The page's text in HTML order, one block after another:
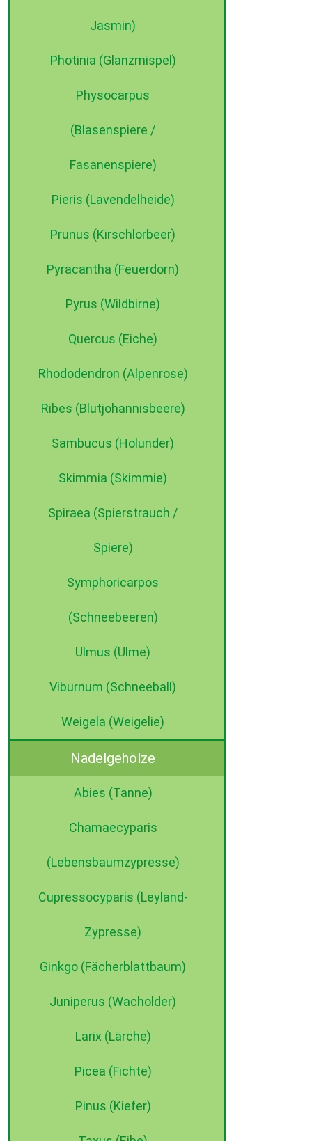
Jasmin)
Photinia (Glanzmispel)
Physocarpus
(Blasenspiere /
Fasanenspiere)
Pieris (Lavendelheide)
Prunus (Kirschlorbeer)
Pyracantha (Feuerdorn)
Pyrus (Wildbirne)
Quercus (Eiche)
Rhododendron (Alpenrose)
Ribes (Blutjohannisbeere)
Sambucus (Holunder)
Skimmia (Skimmie)
Spiraea (Spierstrauch /
Spiere)
Symphoricarpos
(Schneebeeren)
Ulmus (Ulme)
Viburnum (Schneeball)
Weigela (Weigelie)
Nadelgehölze
Abies (Tanne)
Chamaecyparis
(Lebensbaumzypresse)
Cupressocyparis (Leyland-
Zypresse)
Ginkgo (Fächerblattbaum)
Juniperus (Wacholder)
Larix (Lärche)
Picea (Fichte)
Pinus (Kiefer)